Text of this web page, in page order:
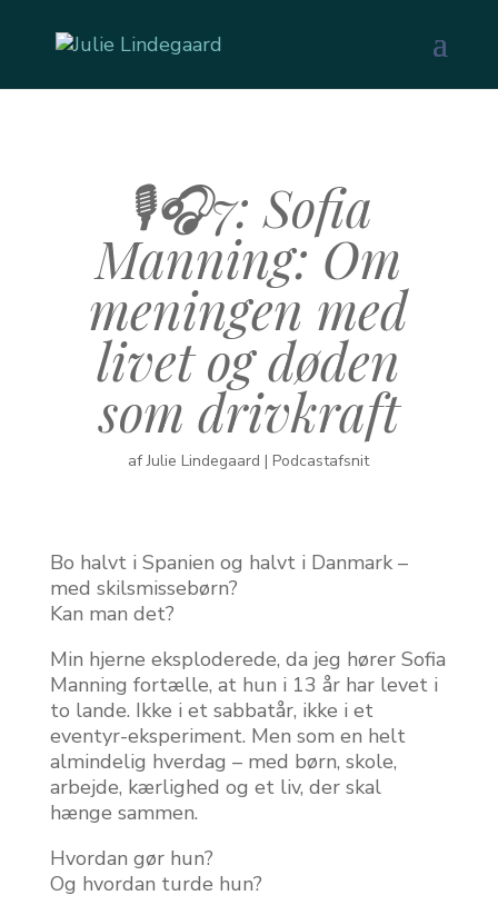
🎙️🎧7: Sofia
Manning: Om
meningen med
livet og døden
som drivkraft
afJulie Lindegaard |Podcastafsnit
Bo halvt i Spanien og halvt i Danmark –
med skilsmissebørn?
Kan man det?
Min hjerne eksploderede, da jeg hører Sofia
Manning fortælle, at hun i 13 år har levet i
to lande. Ikke i et sabbatår, ikke i et
eventyr-eksperiment. Men som en helt
almindelig hverdag – med børn, skole,
arbejde, kærlighed og et liv, der skal
hænge sammen.
Hvordan gør hun?
Og hvordan turde hun?